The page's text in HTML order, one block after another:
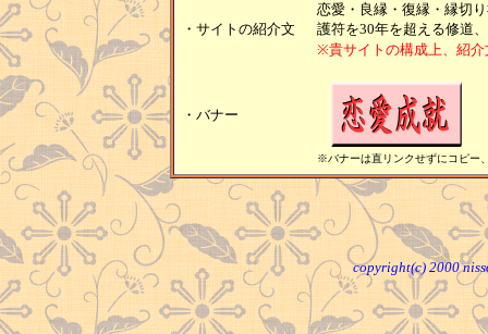
・サイトの紹介文
恋愛・良縁・復縁・縁切
護符を30年を超える修道
※貴サイトの構成上、紹
・バナー
※バナーは直リンクせずにコピー
copyright(c) 2000